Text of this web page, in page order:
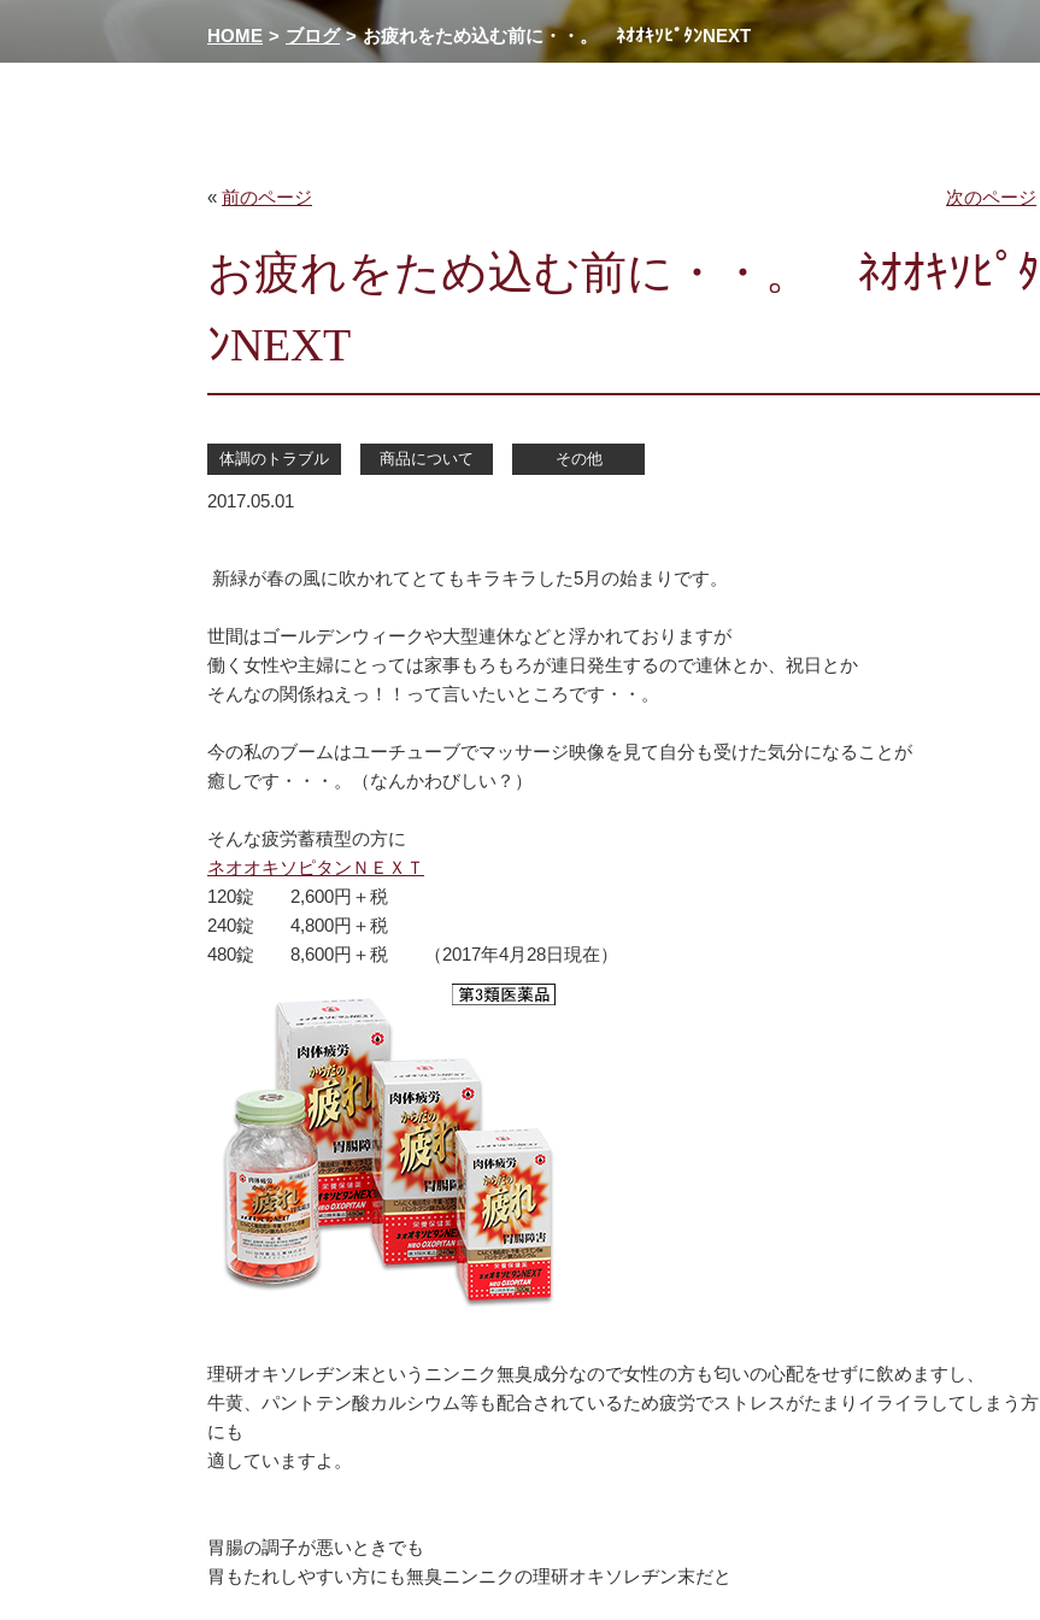
HOME ブログ お疲れをため込む前に・・。 ﾈｵｵｷｿﾋﾟﾀﾝNEXT
« 前のページ 次のページ
お疲れをため込む前に・・。 ﾈｵｵｷｿﾋﾟﾀ
ﾝNEXT
体調のトラブル 商品について その他
2017.05.01
新緑が春の風に吹かれてとてもキラキラした5月の始まりです。
世間はゴールデンウィークや大型連休などと浮かれておりますが
働く女性や主婦にとっては家事もろもろが連日発生するので連休とか、祝日とか
そんなの関係ねえっ！！って言いたいところです・・。
今の私のブームはユーチューブでマッサージ映像を見て自分も受けた気分になることが
癒しです・・・。（なんかわびしい？）
そんな疲労蓄積型の方に
ネオオキソピタンＮＥＸＴ
120錠 2,600円＋税
240錠 4,800円＋税
480錠 8,600円＋税 （2017年4月28日現在）
理研オキソレヂン末というニンニク無臭成分なので女性の方も匂いの心配をせずに飲めますし、
牛黄、パントテン酸カルシウム等も配合されているため疲労でストレスがたまりイライラしてしまう方
にも
適していますよ。
胃腸の調子が悪いときでも
胃もたれしやすい方にも無臭ニンニクの理研オキソレヂン末だと